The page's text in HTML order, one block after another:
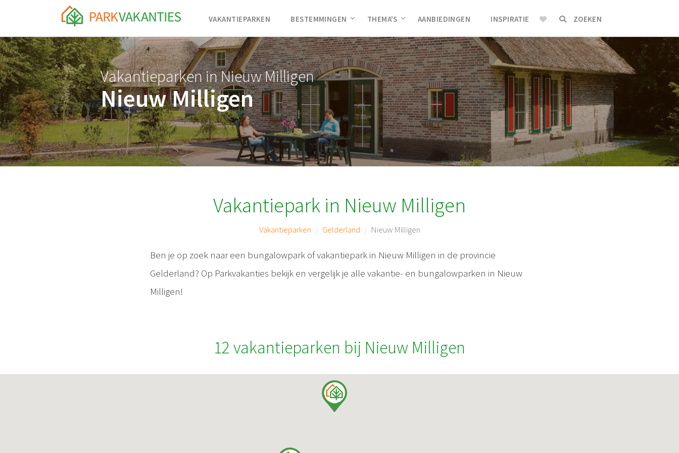
VAKANTIEPARKEN BESTEMMINGEN THEMA'S AANBIEDINGEN INSPIRATIE ZOEKEN
Vakantieparken in Nieuw Milligen
Nieuw Milligen
Vakantiepark in Nieuw Milligen
Vakantieparken Gelderland Nieuw Milligen
Ben je op zoek naar een bungalowpark of vakantiepark in Nieuw Milligen in de provincie
Gelderland? Op Parkvakanties bekijk en vergelijk je alle vakantie- en bungalowparken in Nieuw
Milligen!
12 vakantieparken bij Nieuw Milligen